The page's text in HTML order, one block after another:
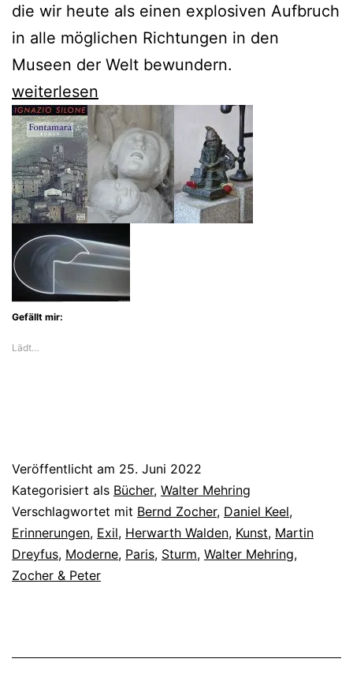
die wir heute als einen explosiven Aufbruch
in alle möglichen Richtungen in den
Museen der Welt bewundern.
„Verrufene
Malerei“
von
Walter
Mehring
als
Neuauflage
weiterlesen
Gefällt mir:
Lädt…
Veröffentlicht am 25. Juni 2022
Kategorisiert als Bücher, Walter Mehring
Verschlagwortet mit Bernd Zocher, Daniel Keel,
Erinnerungen, Exil, Herwarth Walden, Kunst, Martin
Dreyfus, Moderne, Paris, Sturm, Walter Mehring,
Zocher & Peter